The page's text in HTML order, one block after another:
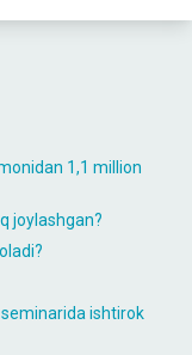
1,1 million
joylashgan?
ishtirok